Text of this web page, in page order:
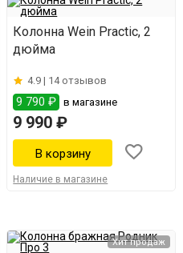
Колонна Wein Practic, 2
дюйма
4.9 | 14 отзывов
9 790 ₽ в магазине
9 990 ₽
Наличие в магазине
Хит продаж